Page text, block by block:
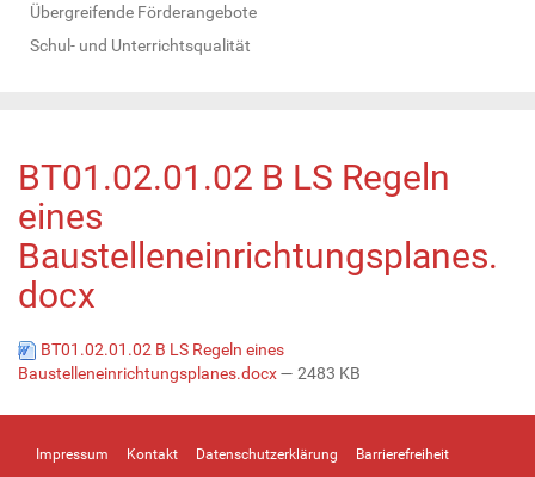
Übergreifende Förderangebote
Schul- und Unterrichtsqualität
BT01.02.01.02 B LS Regeln
eines
Baustelleneinrichtungsplanes.
docx
BT01.02.01.02 B LS Regeln eines
Baustelleneinrichtungsplanes.docx— 2483 KB
Impressum Kontakt Datenschutzerklärung Barrierefreiheit